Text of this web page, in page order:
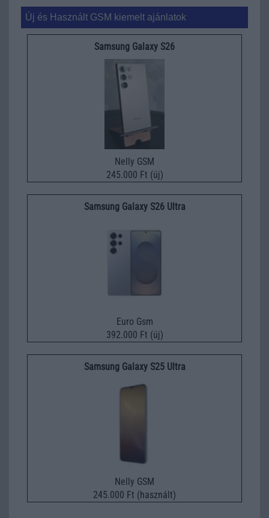
Új és Használt GSM kiemelt ajánlatok
Samsung Galaxy S26
Nelly GSM
245.000 Ft (új)
Samsung Galaxy S26 Ultra
Euro Gsm
392.000 Ft (új)
Samsung Galaxy S25 Ultra
Nelly GSM
245.000 Ft (használt)